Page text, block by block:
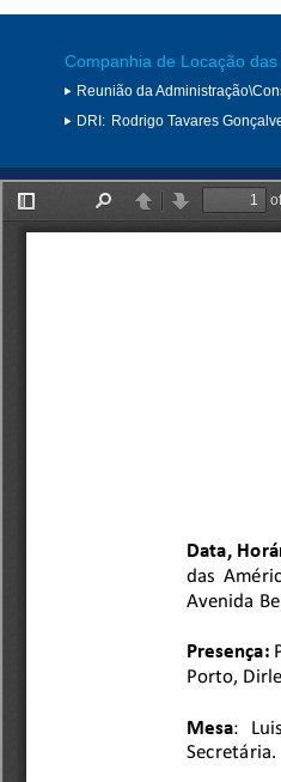
Companhia de Locação das
Reunião da
DRI: Rodrigo Tavares